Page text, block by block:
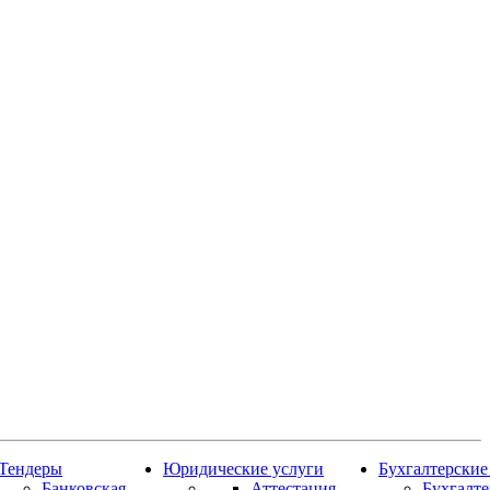
Юридические услуги